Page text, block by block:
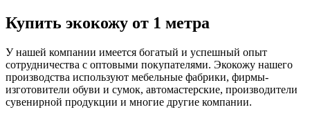
Купить экокожу от 1 метра
У нашей компании имеется богатый и успешный опыт
сотрудничества с оптовыми покупателями. Экокожу нашего
производства используют мебельные фабрики, фирмы-
изготовители обуви и сумок, автомастерские, производители
сувенирной продукции и многие другие компании.